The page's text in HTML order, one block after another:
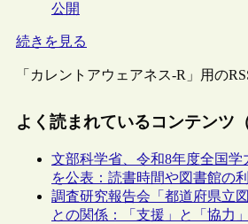
公開
続きを見る
「カレントアウェアネス-R」用の
よく読まれているコンテンツ
文部科学省、令和8年度全国
を公表：読書時間や図書館の
調査研究報告会「都道府県立
との関係：「支援」と「協力